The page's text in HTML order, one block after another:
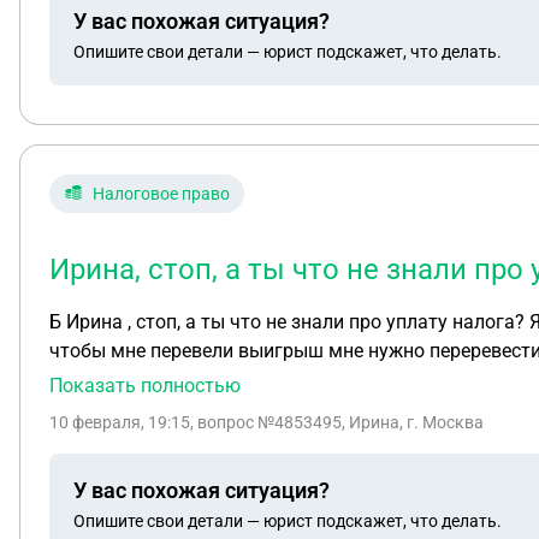
переводе. На следующий день пишут что сумма к
трудно поверить что 14 оставшихся часов
У вас похожая ситуация?
Опишите свои детали — юрист подскажет, что делать.
Налоговое право
Ирина, стоп, а ты что не знали про
Б Ирина , стоп, а ты что не знали про уплату налога? Я выиграла в телеграмм канале 400000 тыс руб мне сказали что банк поставил блок антифрод и для того
чтобы мне перевели выигрыш мне нужно
конвертации для перевода тебе. Нужно еще 2005 руб перевести
из-за низкой конвертации, третий перевод нужно
связаны с рекламой товаров, работ, услуг,
процентов. Покупка лотерейного билета и ставка
Показать полностью
10 февраля, 19:15, вопрос №4853495, Ирина, г. Москва
У вас похожая ситуация?
Опишите свои детали — юрист подскажет, что делать.